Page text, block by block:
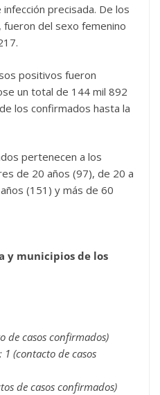
precisada. De los
del sexo femenino
positivos fueron
un total de 144 mil 892
los confirmados hasta la
pertenecen a los
de 20 años (97), de 20 a
(151) y más de 60
y municipios de los
de casos confirmados)
(contacto de casos
de casos confirmados)